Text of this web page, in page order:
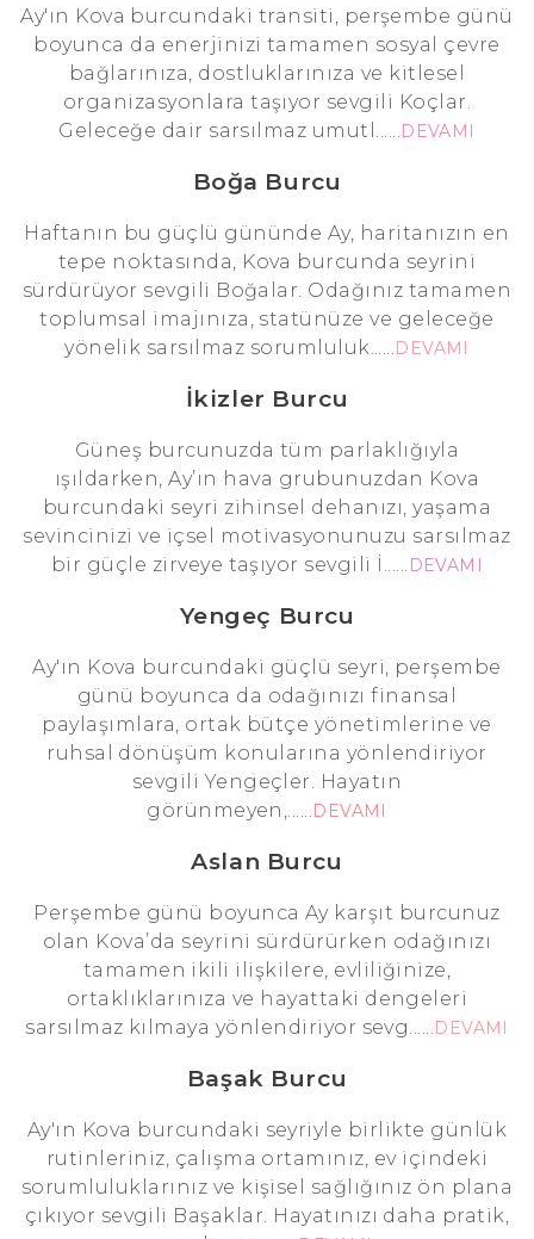
Ay'ın Kova burcundaki transiti, perşembe günü
boyunca da enerjinizi tamamen sosyal çevre
bağlarınıza, dostluklarınıza ve kitlesel
organizasyonlara taşıyor sevgili Koçlar.
Geleceğe dair sarsılmaz umutl......DEVAMI
Boğa Burcu
Haftanın bu güçlü gününde Ay, haritanızın en
tepe noktasında, Kova burcunda seyrini
sürdürüyor sevgili Boğalar. Odağınız tamamen
toplumsal imajınıza, statünüze ve geleceğe
yönelik sarsılmaz sorumluluk......DEVAMI
İkizler Burcu
Güneş burcunuzda tüm parlaklığıyla
ışıldarken, Ay’ın hava grubunuzdan Kova
burcundaki seyri zihinsel dehanızı, yaşama
sevincinizi ve içsel motivasyonunuzu sarsılmaz
bir güçle zirveye taşıyor sevgili İ...... DEVAMI
Yengeç Burcu
Ay'ın Kova burcundaki güçlü seyri, perşembe
günü boyunca da odağınızı finansal
paylaşımlara, ortak bütçe yönetimlerine ve
ruhsal dönüşüm konularına yönlendiriyor
sevgili Yengeçler. Hayatın
görünmeyen,......DEVAMI
Aslan Burcu
Perşembe günü boyunca Ay karşıt burcunuz
olan Kova’da seyrini sürdürürken odağınızı
tamamen ikili ilişkilere, evliliğinize,
ortaklıklarınıza ve hayattaki dengeleri
sarsılmaz kılmaya yönlendiriyor sevg......DEVAMI
Başak Burcu
Ay'ın Kova burcundaki seyriyle birlikte günlük
rutinleriniz, çalışma ortamınız, ev içindeki
sorumluluklarınız ve kişisel sağlığınız ön plana
çıkıyor sevgili Başaklar. Hayatınızı daha pratik,